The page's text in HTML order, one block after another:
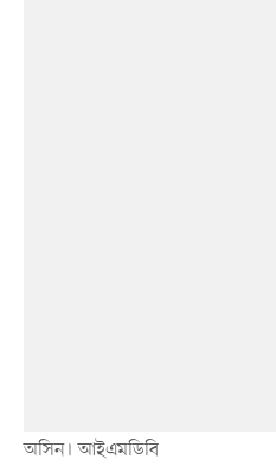
অসিন। আইএমডিবি